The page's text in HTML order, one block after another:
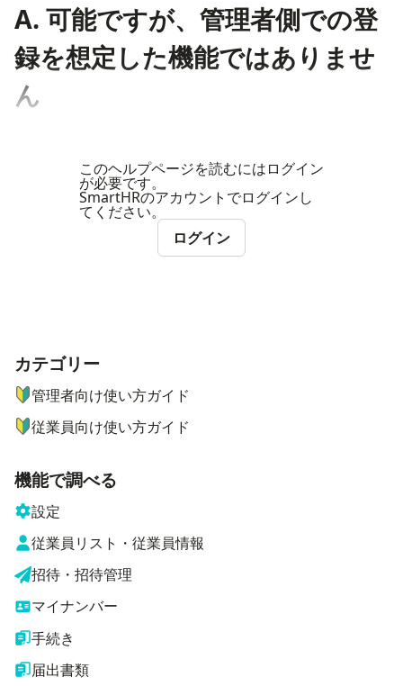
A. 可能ですが、管理者側での登
録を想定した機能ではありませ
ん
このヘルプページを読むにはログイン
が必要です。
SmartHRのアカウントでログインし
てください。
ログイン
ナビゲーションメニュー
カテゴリー
管理者向け使い方ガイド
従業員向け使い方ガイド
機能で調べる
設定
従業員リスト・従業員情報
招待・招待管理
マイナンバー
手続き
届出書類